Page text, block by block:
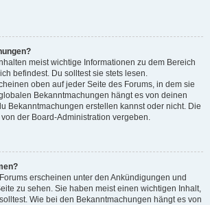
meist wichtige Informationen zu dem Bereich
befindest. Du solltest sie stets lesen.
oben auf jeder Seite des Forums, in dem sie
Bekanntmachungen hängt es von deinen
Bekanntmachungen erstellen kannst oder nicht. Die
der Board-Administration vergeben.
erscheinen unter den Ankündigungen und
zu sehen. Sie haben meist einen wichtigen Inhalt,
Wie bei den Bekanntmachungen hängt es von